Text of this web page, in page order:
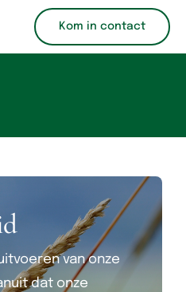
Kom in contact
van onze
dat onze